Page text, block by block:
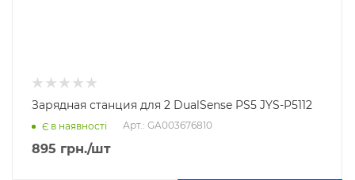
Зарядная станция для 2 DualSense PS5 JYS-P5112
Є в наявності Арт.: GA003676810
895 грн./шт